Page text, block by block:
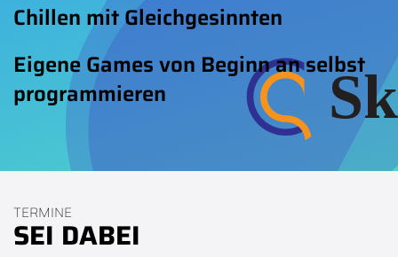
Chillen mit Gleichgesinnten
Eigene Games von Beginn an selbst
programmieren
TERMINE
SEI DABEI